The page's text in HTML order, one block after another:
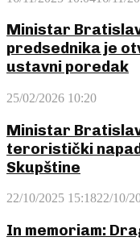
Ministar
predsednika je
ustavni poredak
25/02/2026 10:20
Ministar
teroristički
Skupštine
22/10/2025 15:1822/10/
In memoriam: